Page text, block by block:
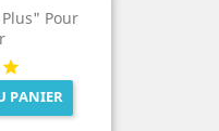
Pour
PANIER